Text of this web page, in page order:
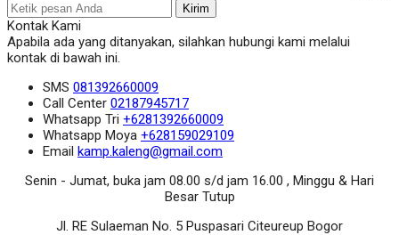
Kirim
Kontak Kami
Apabila ada yang ditanyakan, silahkan hubungi kami melalui
kontak di bawah ini.
SMS 081392660009
Call Center 02187945717
Whatsapp Tri +6281392660009
Whatsapp Moya +628159029109
Email kamp.kaleng@gmail.com
Senin - Jumat, buka jam 08.00 s/d jam 16.00 , Minggu & Hari
Besar Tutup
Jl. RE Sulaeman No. 5 Puspasari Citeureup Bogor